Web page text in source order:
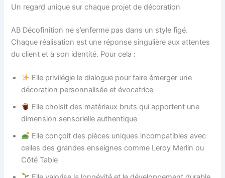
Un regard unique sur chaque projet de décoration
AB Décofinition ne s’enferme pas dans un style figé.
Chaque réalisation est une réponse singulière aux attentes
du client et à son identité. Pour cela :
Elle privilégie le dialogue pour faire émerger une
décoration personnalisée et évocatrice
Elle choisit des matériaux bruts qui apportent une
dimension sensorielle authentique
Elle conçoit des pièces uniques incompatibles avec
celles des grandes enseignes comme Leroy Merlin ou
Côté Table